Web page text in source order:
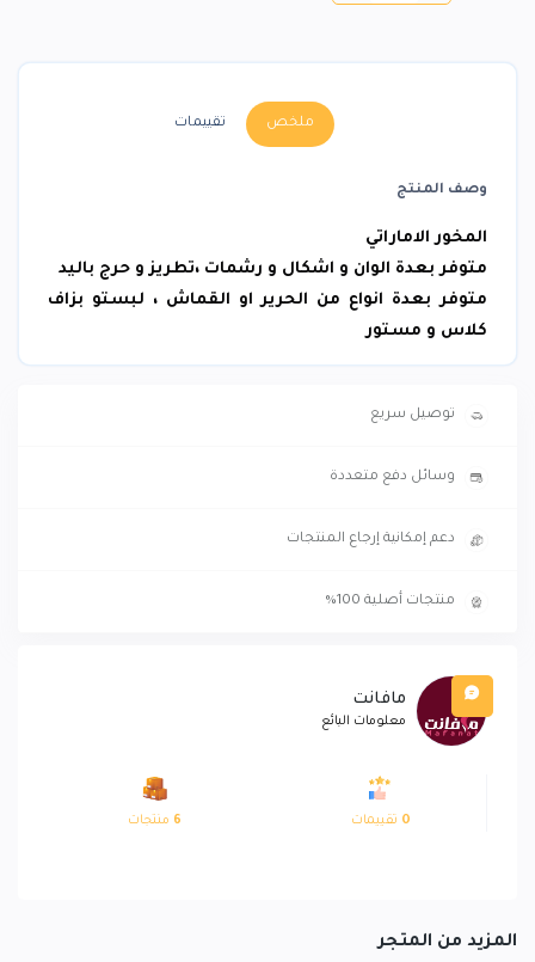
ملخص تقييمات
وصف المنتج
المخور الاماراتي
متوفر بعدة الوان و اشكال و رشمات ،تطريز و حرج باليد
متوفر بعدة انواع من الحرير او القماش ، لبستو بزاف
كلاس و مستور
توصيل سريع
وسائل دفع متعددة
دعم إمكانية إرجاع المنتجات
منتجات أصلية 100%
مافانت
معلومات البائع
0 تقييمات 6 منتجات
المزيد من المتجر